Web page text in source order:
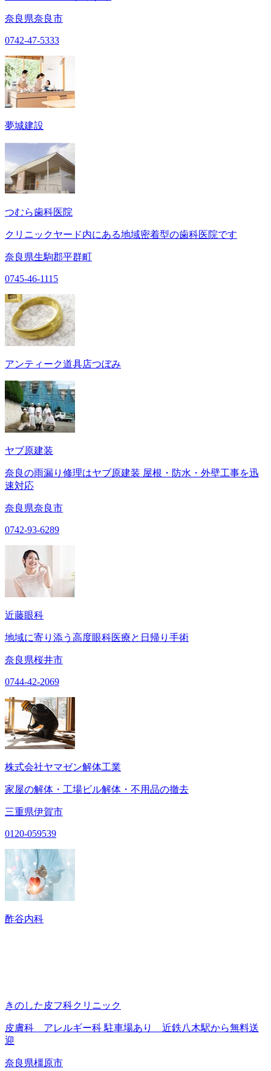
奈良県奈良市
0742-47-5333
夢城建設
つむら歯科医院
クリニックヤード内にある地域密着型の歯科医院です
奈良県生駒郡平群町
0745-46-1115
アンティーク道具店つぼみ
ヤブ原建装
奈良の雨漏り修理はヤブ原建装 屋根・防水・外壁工事を迅
速対応
奈良県奈良市
0742-93-6289
近藤眼科
地域に寄り添う高度眼科医療と日帰り手術
奈良県桜井市
0744-42-2069
株式会社ヤマゼン解体工業
家屋の解体・工場ビル解体・不用品の撤去
三重県伊賀市
0120-059539
酢谷内科
きのした皮フ科クリニック
皮膚科 アレルギー科 駐車場あり 近鉄八木駅から無料送
迎
奈良県橿原市